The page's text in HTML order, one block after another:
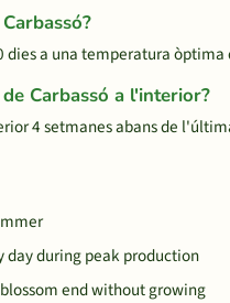
a una temperatura òptima
Carbassó a l'interior?
4 setmanes abans de
day during peak production
end without growing